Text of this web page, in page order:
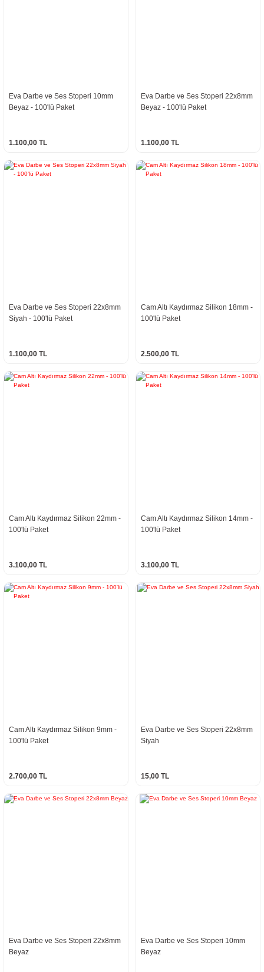
Eva Darbe ve Ses Stoperi 10mm
Beyaz - 100'lü Paket
1.100,00 TL
Eva Darbe ve Ses Stoperi 22x8mm
Beyaz - 100'lü Paket
1.100,00 TL
Eva Darbe ve Ses Stoperi 22x8mm
Siyah - 100'lü Paket
1.100,00 TL
Cam Altı Kaydırmaz Silikon 18mm -
100'lü Paket
2.500,00 TL
Cam Altı Kaydırmaz Silikon 22mm -
100'lü Paket
3.100,00 TL
Cam Altı Kaydırmaz Silikon 14mm -
100'lü Paket
3.100,00 TL
Cam Altı Kaydırmaz Silikon 9mm -
100'lü Paket
2.700,00 TL
Eva Darbe ve Ses Stoperi 22x8mm
Siyah
15,00 TL
Eva Darbe ve Ses Stoperi 22x8mm
Beyaz
Eva Darbe ve Ses Stoperi 10mm
Beyaz